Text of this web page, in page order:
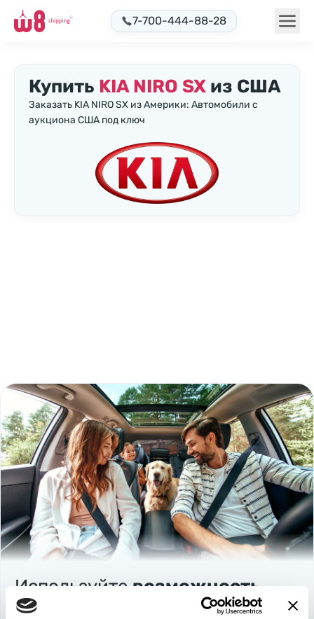
7-700-444-88-28
Купить KIA NIRO SX из США
Заказать KIA NIRO SX из Америки: Автомобили с
аукциона США под ключ
Используйте возможность
быть в выигрыше